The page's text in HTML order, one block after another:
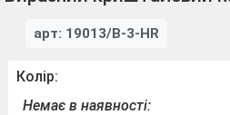
арт: 19013/B-3-HR
Колір:
Немає в наявності: